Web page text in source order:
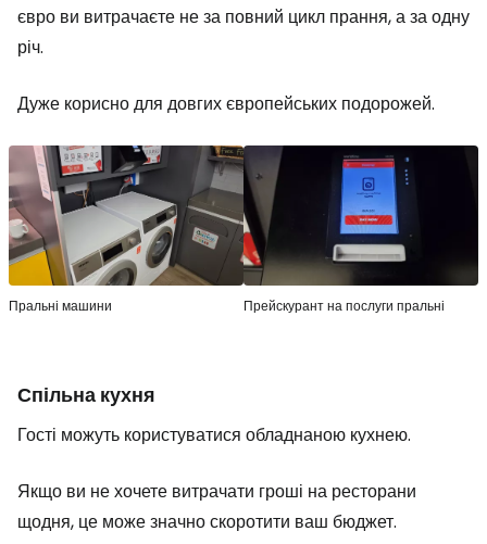
євро ви витрачаєте не за повний цикл прання, а за одну
річ.
Дуже корисно для довгих європейських подорожей.
Пральні машини Прейскурант на послуги пральні
Спільна кухня
Гості можуть користуватися обладнаною кухнею.
Якщо ви не хочете витрачати гроші на ресторани
щодня, це може значно скоротити ваш бюджет.